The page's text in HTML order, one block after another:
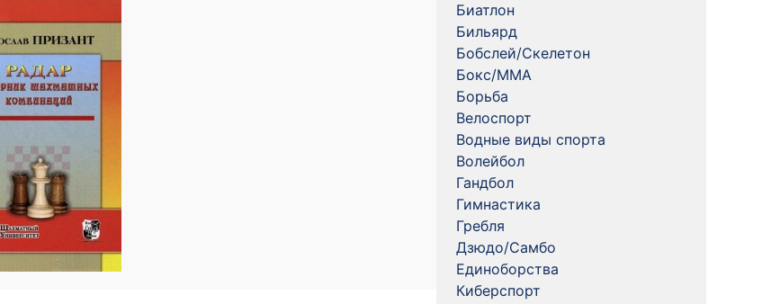
Биатлон
Бильярд
Бобслей/Скелетон
Бокс/MMA
Борьба
Велоспорт
Водные виды спорта
Волейбол
Гандбол
Гимнастика
Гребля
Дзюдо/Самбо
Единоборства
Киберспорт